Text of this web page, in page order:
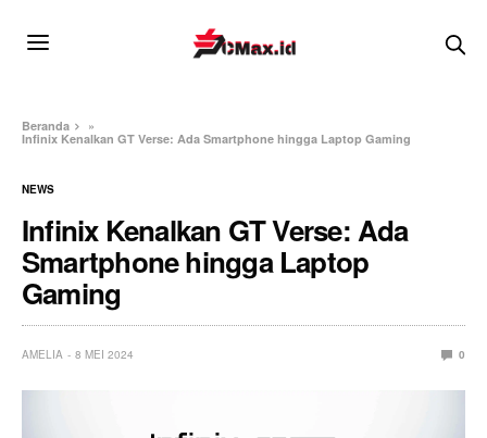
Beranda
»
Infinix Kenalkan GT Verse: Ada Smartphone hingga Laptop Gaming
NEWS
Infinix Kenalkan GT Verse: Ada
Smartphone hingga Laptop
Gaming
AMELIA 8 MEI 2024 0